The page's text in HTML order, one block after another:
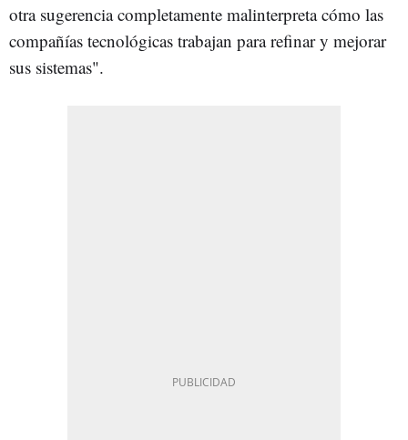
otra sugerencia completamente malinterpreta cómo las
compañías tecnológicas trabajan para refinar y mejorar
sus sistemas".